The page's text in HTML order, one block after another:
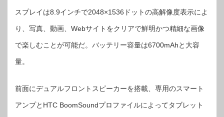
スプレイは8.9インチで2048×1536ドットの高解像度表示によ
り、写真、動画、Webサイトをクリアで鮮明かつ精細な画像
で楽しむことが可能だ。バッテリー容量は6700mAhと大容
量。
前面にデュアルフロントスピーカーを搭載、専用のスマート
アンプとHTC BoomSoundプロファイルによってタブレット